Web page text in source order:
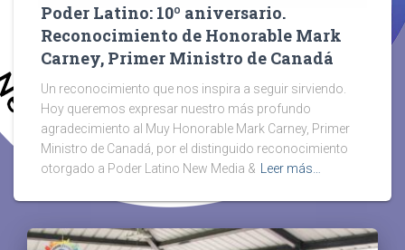
Poder Latino: 10º aniversario.
Reconocimiento de Honorable Mark
Carney, Primer Ministro de Canadá
Un reconocimiento que nos inspira a seguir sirviendo.
Hoy queremos expresar nuestro más profundo
agradecimiento al Muy Honorable Mark Carney, Primer
Ministro de Canadá, por el distinguido reconocimiento
otorgado a Poder Latino New Media &
Leer más…